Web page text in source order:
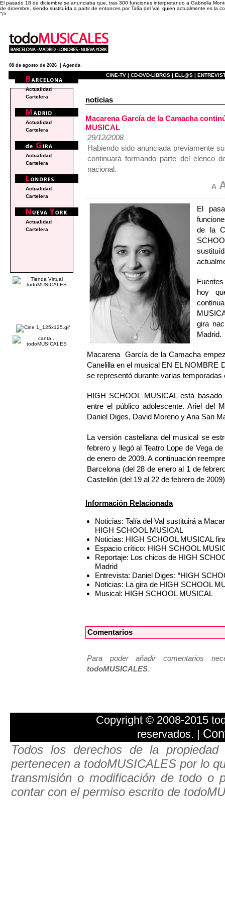
El pasado 18 de diciembre se anunciaba que, tras 300 funciones interpretando a Gabriella
de diciembre, siendo sustituída a partir de entonces por Talía del Val, quien actualmente es la
"/>
08 de agosto de 2026 | Agenda
CINE-TV | CD-DVD-LIBROS | ELL@S |
noticias
Macarena García de la Camacha
MUSICAL
29/12/2008
Habiendo sido anunciada previamente
continuará formando parte del elenco
nacional.
El
de la
hoy
gira
Madrid.
Macarena García de la Camacha
Canelilla en el musical EN EL NOMBRE
se representó durante varias temporadas
HIGH SCHOOL MUSICAL está
entre el público adolescente. Ariel del
Daniel Diges, David Moreno y Ana San
La versión castellana del musical se
febrero y llegó al Teatro Lope de Vega
de enero de 2009. A continuación
Barcelona (del 28 de enero al 1 de
Castellón (del 19 al 22 de febrero de
Información Relacionada
Noticias: Talía del Val sustituirá a
HIGH SCHOOL MUSICAL
Noticias: HIGH SCHOOL MUSICAL
Espacio crítico: HIGH SCHOOL
Reportaje: Los chicos de HIGH
Madrid
Entrevista: Daniel Diges: “HIGH
Noticias: La gira de HIGH SCHOOL
Musical: HIGH SCHOOL MUSICAL
Comentarios
Para poder añadir comentarios
todoMUSICALES.
Actualidad
Cartelera
Actualidad
Cartelera
Actualidad
Cartelera
Actualidad
Cartelera
Actualidad
Cartelera
Copyright © 2008-2015
reservados. |
Todos los derechos de la
pertenecen a todoMUSICALES por lo
transmisión o modificación de todo o
contar con el permiso escrito de